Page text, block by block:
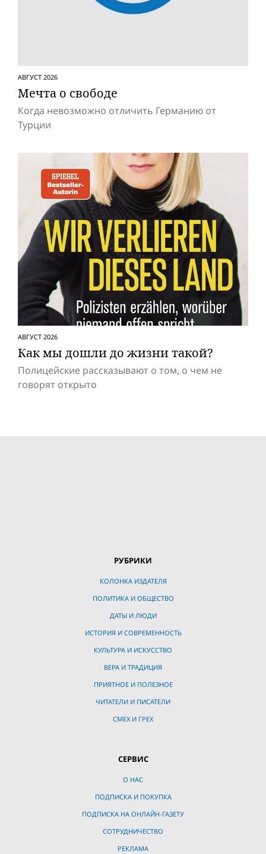
АВГУСТ 2026
Мечта о свободе
Когда невозможно отличить Германию от
Турции
АВГУСТ 2026
Как мы дошли до жизни такой?
Полицейские рассказывают о том, о чем не
говорят открыто
РУБРИКИ
КОЛОНКА ИЗДАТЕЛЯ
ПОЛИТИКА И ОБЩЕСТВО
ДАТЫ И ЛЮДИ
ИСТОРИЯ И СОВРЕМЕННОСТЬ
КУЛЬТУРА И ИСКУССТВО
ВЕРА И ТРАДИЦИЯ
ПРИЯТНОЕ И ПОЛЕЗНОЕ
ЧИТАТЕЛИ И ПИСАТЕЛИ
СМЕХ И ГРЕХ
СЕРВИС
О НАС
ПОДПИСКА И ПОКУПКА
ПОДПИСКА НА ОНЛАЙН-ГАЗЕТУ
СОТРУДНИЧЕСТВО
РЕКЛАМА